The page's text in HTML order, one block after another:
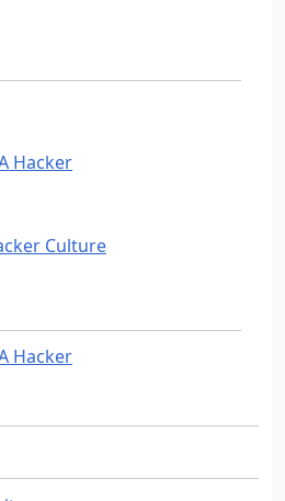
Hacker
Culture
Hacker